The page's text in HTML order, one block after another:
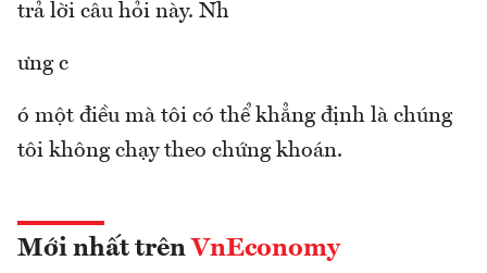
trả lời câu hỏi này. Nh
ưng c
ó một điều mà tôi có thể khẳng định là chúng
tôi không chạy theo chứng khoán.
Mới nhất trên VnEconomy